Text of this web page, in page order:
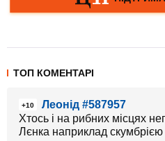
ТОП КОМЕНТАРІ
+10
Леонід #587957
Хтось і на рибних місцях
Лєнка наприклад скумбрією